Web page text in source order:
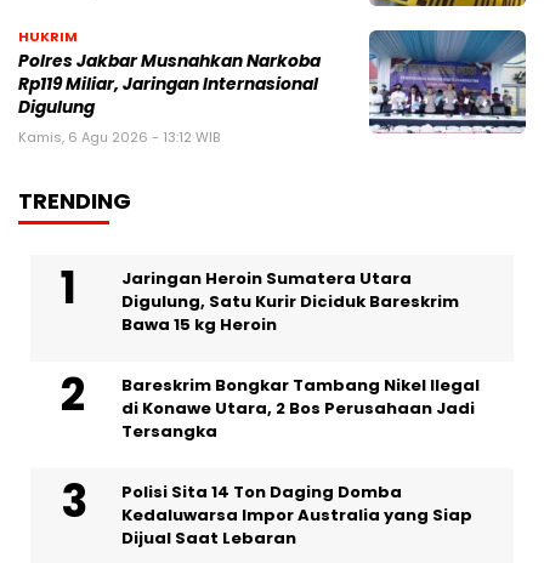
HUKRIM
Polres Jakbar Musnahkan Narkoba
Rp119 Miliar, Jaringan Internasional
Digulung
Kamis, 6 Agu 2026 - 13:12 WIB
TRENDING
Jaringan Heroin Sumatera Utara
Digulung, Satu Kurir Diciduk Bareskrim
Bawa 15 kg Heroin
Bareskrim Bongkar Tambang Nikel Ilegal
di Konawe Utara, 2 Bos Perusahaan Jadi
Tersangka
Polisi Sita 14 Ton Daging Domba
Kedaluwarsa Impor Australia yang Siap
Dijual Saat Lebaran